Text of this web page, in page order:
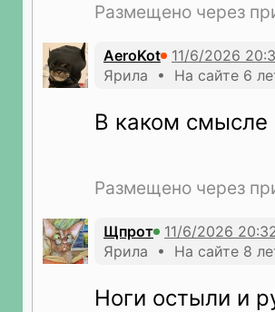
Размещено через
AeroKot
Ярила • На сайте 6
В каком смысле
Размещено через
Щпрот
Ярила • На сайте 8
Ноги остыли и